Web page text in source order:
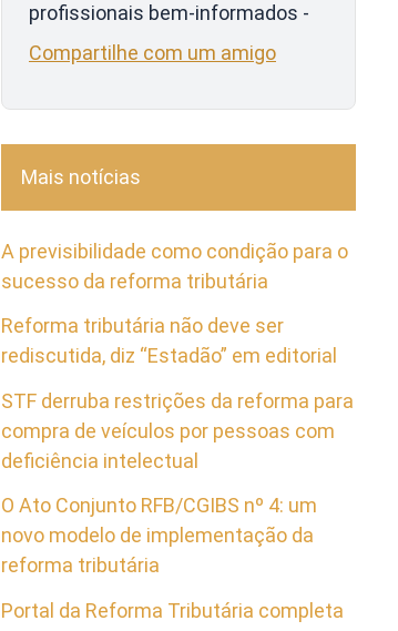
profissionais bem-informados -
Compartilhe com um amigo
Mais notícias
A previsibilidade como condição para o
sucesso da reforma tributária
Reforma tributária não deve ser
rediscutida, diz “Estadão” em editorial
STF derruba restrições da reforma para
compra de veículos por pessoas com
deficiência intelectual
O Ato Conjunto RFB/CGIBS nº 4: um
novo modelo de implementação da
reforma tributária
Portal da Reforma Tributária completa